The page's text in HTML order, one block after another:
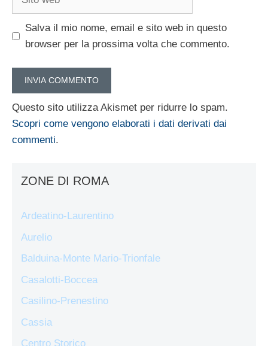
Salva il mio nome, email e sito web in questo
browser per la prossima volta che commento.
Questo sito utilizza Akismet per ridurre lo spam.
Scopri come vengono elaborati i dati derivati dai
commenti.
ZONE DI ROMA
Ardeatino-Laurentino
Aurelio
Balduina-Monte Mario-Trionfale
Casalotti-Boccea
Casilino-Prenestino
Cassia
Centro Storico